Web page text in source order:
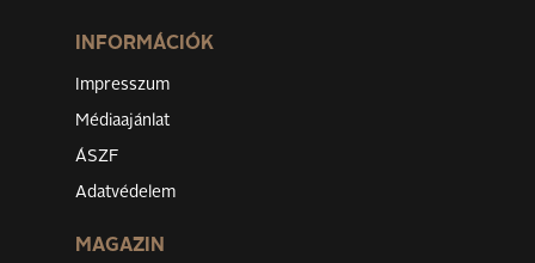
INFORMÁCIÓK
Impresszum
Médiaajánlat
ÁSZF
Adatvédelem
MAGAZIN